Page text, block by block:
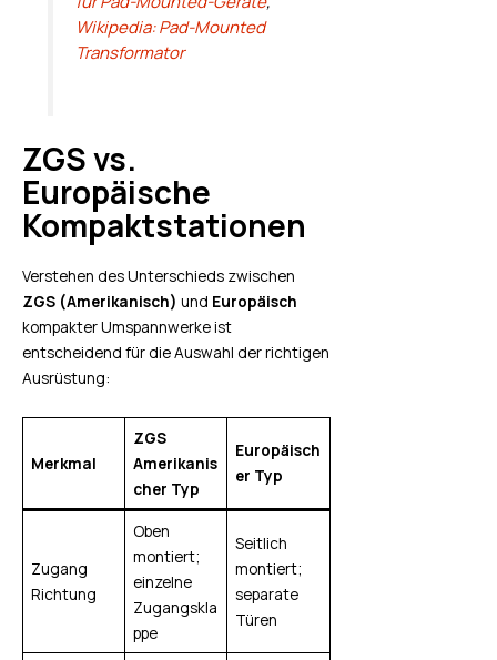
Wikipedia: Pad-Mounted
Transformator
ZGS vs.
Europäische
Kompaktstationen
Verstehen des Unterschieds zwischen
ZGS (Amerikanisch) und Europäisch
kompakter Umspannwerke ist
entscheidend für die Auswahl der richtigen
Ausrüstung:
Merkmal
ZGS
Amerikanis
cher Typ
Europäisch
er Typ
Zugang
Richtung
Oben
montiert;
einzelne
Zugangskla
ppe
Seitlich
montiert;
separate
Türen